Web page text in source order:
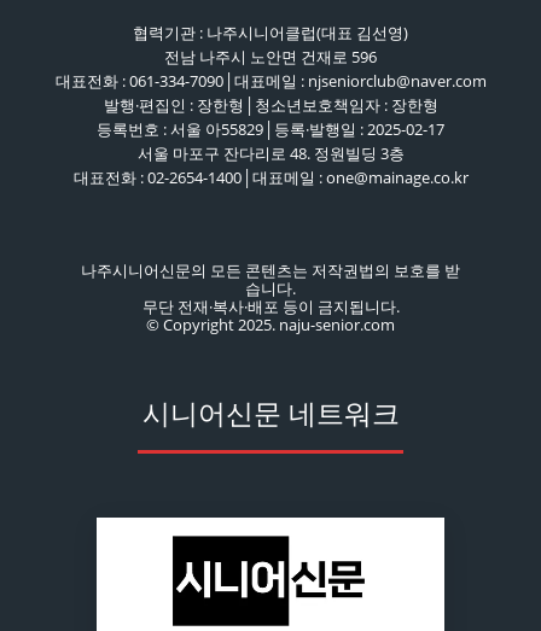
협력기관 : 나주시니어클럽(대표 김선영)
전남 나주시 노안면 건재로 596
대표전화 : 061-334-7090│대표메일 : njseniorclub@naver.com
발행·편집인 : 장한형│청소년보호책임자 : 장한형
등록번호 : 서울 아55829│등록·발행일 : 2025-02-17
서울 마포구 잔다리로 48. 정원빌딩 3층
대표전화 : 02-2654-1400│대표메일 : one@mainage.co.kr
나주시니어신문의 모든 콘텐츠는 저작권법의 보호를 받
습니다.
무단 전재·복사·배포 등이 금지됩니다.
© Copyright 2025. naju-senior.com
시니어신문 네트워크